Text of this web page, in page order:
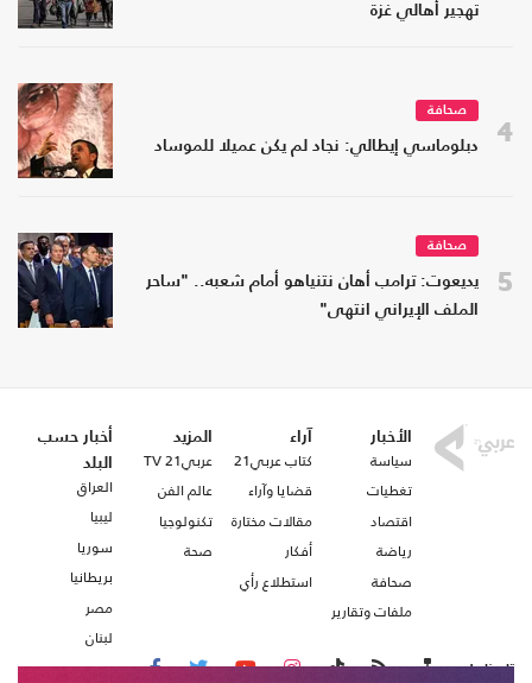
تهجير أهالي غزة
4
صحافة
دبلوماسي إيطالي: نجاد لم يكن عميلا للموساد
5
صحافة
يديعوت: ترامب أهان نتنياهو أمام شعبه.. "ساحر
الملف الإيراني انتهى"
الأخبار
سياسة
تغطيات
اقتصاد
رياضة
صحافة
ملفات وتقارير
آراء
كتاب عربي21
قضايا وآراء
مقالات مختارة
أفكار
استطلاع رأي
المزيد
عربي21 TV
عالم الفن
تكنولوجيا
صحة
أخبار حسب
البلد
العراق
ليبيا
سوريا
بريطانيا
مصر
لبنان
تابعنا على